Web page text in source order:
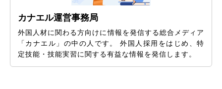
カナエル運営事務局
外国人材に関わる方向けに情報を発信する総合メディア
「カナエル」の中の人です。 外国人採用をはじめ、特
定技能・技能実習に関する有益な情報を発信します。